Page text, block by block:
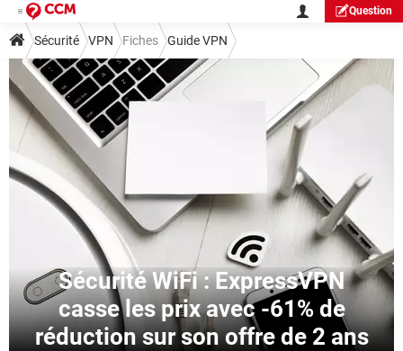
Question
Sécurité VPN Fiches Guide VPN
Sécurité WiFi : ExpressVPN
casse les prix avec -61% de
réduction sur son offre de 2 ans